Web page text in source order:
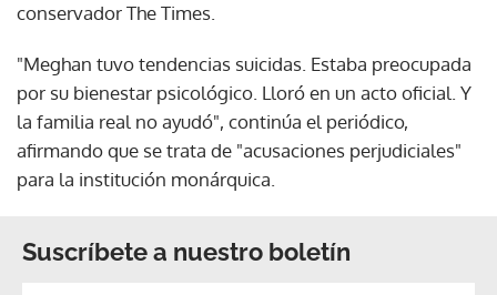
conservador The Times.
"Meghan tuvo tendencias suicidas. Estaba preocupada
por su bienestar psicológico. Lloró en un acto oficial. Y
la familia real no ayudó", continúa el periódico,
afirmando que se trata de "acusaciones perjudiciales"
para la institución monárquica.
Suscríbete a nuestro boletín